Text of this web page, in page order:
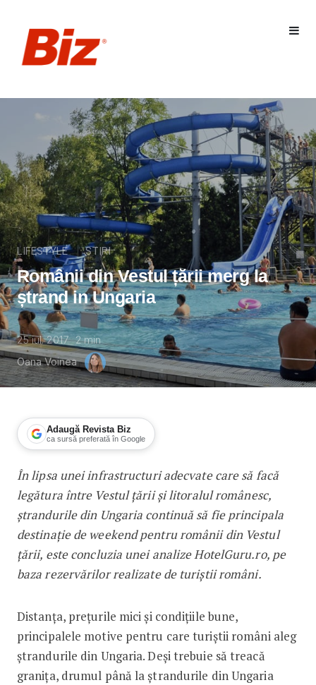
LIFESTYLE STIRI
Românii din Vestul țării merg la
ștrand in Ungaria
25 iul. 2017 2min
Oana Voinea
Adaugă Revista Biz
ca sursă preferată în Google
Românii din Vestul țării merg la
În lipsa unei infrastructuri adecvate care să facă
legătura între Vestul țării și litoralul românesc,
ștrandurile din Ungaria continuă să fie principala
destinație de weekend pentru românii din Vestul
țării, este concluzia unei analize HotelGuru.ro, pe
baza rezervărilor realizate de turiștii români.
Distanța, prețurile mici și condițiile bune,
principalele motive pentru care turiștii români aleg
ștrandurile din Ungaria. Deși trebuie să treacă
granița, drumul până la ștrandurile din Ungaria